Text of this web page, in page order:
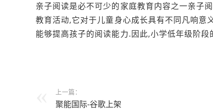
亲子阅读是必不可少的家庭教育内容之一亲子
教育活动,它对于儿童身心成长具有不同凡响意
能够提高孩子的阅读能力.因此,小学低年级阶段
上一篇：
聚能国际-谷歌上架